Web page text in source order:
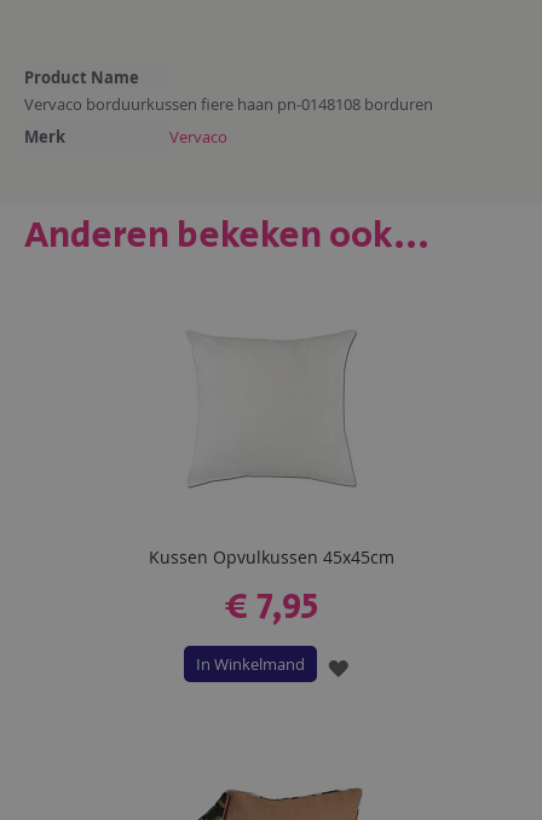
Meer
informatie
Product Name
Vervaco borduurkussen fiere haan pn-0148108 borduren
Merk
Vervaco
Anderen bekeken ook...
Kussen Opvulkussen 45x45cm
€ 7,95
In Winkelmand
VOEG
VERLANGLIJST